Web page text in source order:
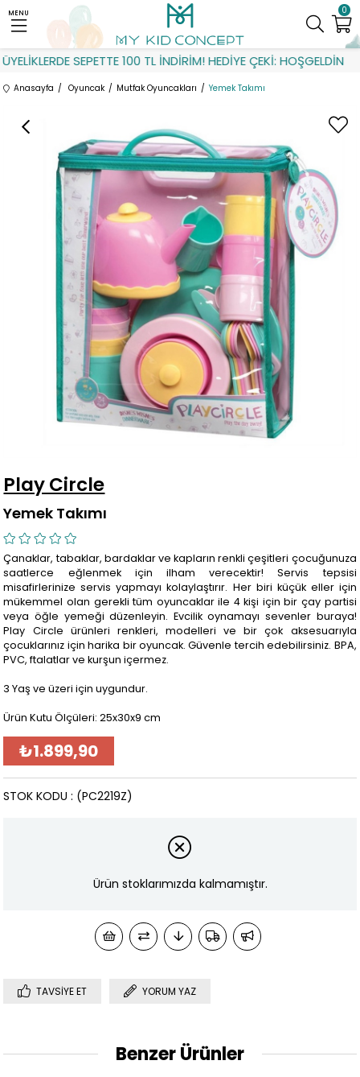
SEPETTE 100 TL İNDİRİM! HEDİYE ÇEKİ: HOŞGELDİN
0
MENU
Anasayfa Oyuncak Mutfak Oyuncakları Yemek Takımı
Play Circle
Yemek Takımı
Çanaklar, tabaklar, bardaklar ve kapların renkli çeşitleri çocuğunuza
saatlerce eğlenmek için ilham verecektir! Servis tepsisi
misafirlerinize servis yapmayı kolaylaştırır. Her biri küçük eller için
mükemmel olan gerekli tüm oyuncaklar ile 4 kişi için bir çay partisi
veya öğle yemeği düzenleyin. Evcilik oynamayı sevenler buraya!
Play Circle ürünleri renkleri, modelleri ve bir çok aksesuarıyla
çocuklarınız için harika bir oyuncak. Güvenle tercih edebilirsiniz. BPA,
PVC, ftalatlar ve kurşun içermez.
3 Yaş ve üzeri için uygundur.
Ürün Kutu Ölçüleri: 25x30x9 cm
₺1.899,90
(PC2219Z)
STOK KODU
Ürün stoklarımızda kalmamıştır.
TAVSIYE ET YORUM YAZ
Benzer Ürünler